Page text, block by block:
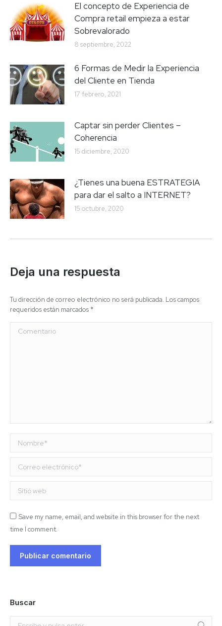
El concepto de Experiencia de
Compra retail empieza a estar
Sobrevalorado
8 septiembre, 2022
6 Formas de Medir la Experiencia
del Cliente en Tienda
17 febrero, 2021
Captar sin perder Clientes –
Coherencia
15 diciembre, 2020
¿Tienes una buena ESTRATEGIA
para dar el salto a INTERNET?
15 octubre, 2020
Deja una respuesta
Tu dirección de correo electrónico no será publicada. Los campos
requeridos están marcados *
Comentario
Nombre *
Correo electrónico *
Sitio web
Save my name, email, and website in this browser for the next
time I comment.
Publicar comentario
Buscar
Buscar: